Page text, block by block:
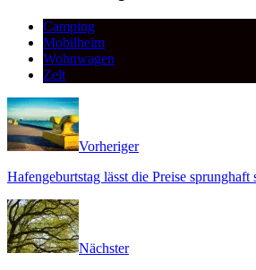
Camping
Mobilheim
Wohnwagen
Zelt
Vorheriger
Hafengeburtstag lässt die Preise sprunghaft
Nächster